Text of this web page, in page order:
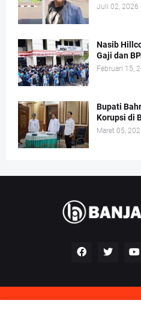
Juli 02, 2026
Nasib
Gaji dan
Februari 15,
Bupati
Korupsi di
Maret 05,